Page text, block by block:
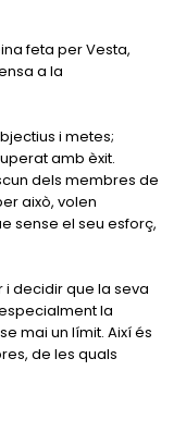
feta per Vesta,
a la
i metes;
amb èxit.
dels membres de
això, volen
sense el seu esforç,
i decidir que la seva
la
mai un límit. Així és
de les quals